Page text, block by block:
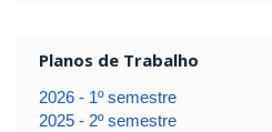
Planos de Trabalho
2026 - 1º semestre
2025 - 2º semestre